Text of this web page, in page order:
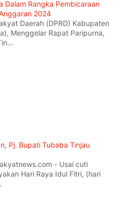
Dalam Rangka Pembicaraan
2024
Daerah (DPRD) Kabupaten
Menggelar Rapat Paripurna,
Pj. Bupati Tubaba Tinjau
- Usai cuti
Hari Raya Idul Fitri, (hari